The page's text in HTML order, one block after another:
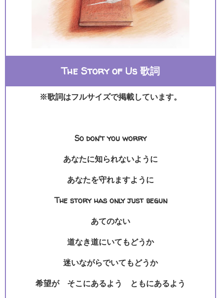
The Story of Us 歌詞
※歌詞はフルサイズで掲載しています。
So don't you worry
あなたに知られないように
あなたを守れますように
The story has only just begun
あてのない
道なき道にいてもどうか
迷いながらでいてもどうか
希望が そこにあるよう ともにあるよう